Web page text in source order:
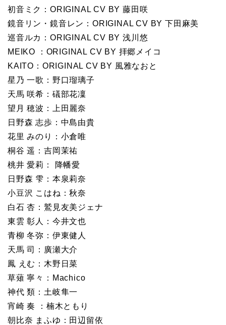
初音ミク：ORIGINAL CV BY 藤田咲
鏡音リン・鏡音レン：ORIGINAL CV BY 下田麻美
巡音ルカ：ORIGINAL CV BY 浅川悠
MEIKO ：ORIGINAL CV BY 拝郷メイコ
KAITO：ORIGINAL CV BY 風雅なおと
星乃 一歌：野口瑠璃子
天馬 咲希：礒部花凜
望月 穂波：上田麗奈
日野森 志歩：中島由貴
花里 みのり：小倉唯
桐谷 遥：吉岡茉祐
桃井 愛莉： 降幡愛
日野森 雫：本泉莉奈
小豆沢 こはね：秋奈
白石 杏：鷲見友美ジェナ
東雲 彰人：今井文也
青柳 冬弥：伊東健人
天馬 司：廣瀬大介
鳳 えむ：木野日菜
草薙 寧々：Machico
神代 類：土岐隼一
宵崎 奏 ：楠木ともり
朝比奈 まふゆ：田辺留依